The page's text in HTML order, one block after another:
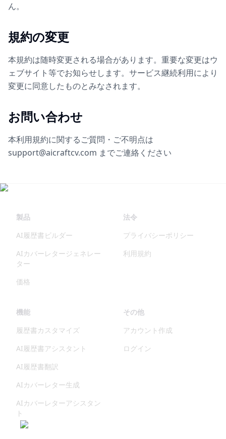
ん。
規約の変更
本規約は随時変更される場合があります。重要な変更はウ
ェブサイト等でお知らせします。サービス継続利用により
変更に同意したものとみなされます。
お問い合わせ
本利用規約に関するご質問・ご不明点は
support@aicraftcv.com までご連絡ください
製品
AI履歴書ビルダー
AIカバーレタージェネレー
ター
価格
法令
プライバシーポリシー
利用規約
機能
履歴書カスタマイズ
AI履歴書アシスタント
AI履歴書翻訳
AIカバーレター生成
AIカバーレターアシスタン
ト
その他
アカウント作成
ログイン